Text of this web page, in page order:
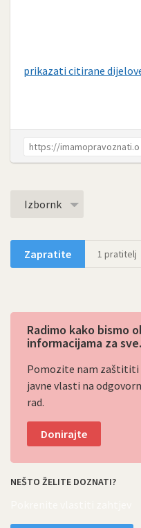
prikazati citirane
Izbornk
Zapratite 1 pratitelj
Radimo kako bismo
informacijama za sve.
Pomozite nam zaštititi
javne vlasti na
rad.
Donirajte
NEŠTO ŽELITE DOZNATI?